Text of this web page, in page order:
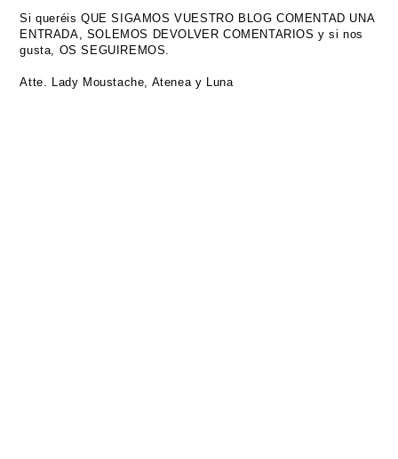
Si queréis QUE SIGAMOS VUESTRO BLOG COMENTAD UNA
ENTRADA, SOLEMOS DEVOLVER COMENTARIOS y si nos
gusta, OS SEGUIREMOS.
Atte. Lady Moustache, Atenea y Luna